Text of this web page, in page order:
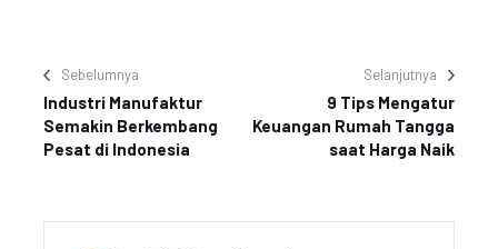
Sebelumnya
Industri Manufaktur
Semakin Berkembang
Pesat di Indonesia
Selanjutnya
9 Tips Mengatur
Keuangan Rumah Tangga
saat Harga Naik